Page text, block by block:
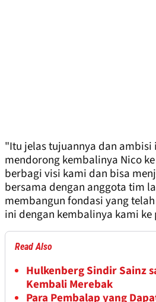
"Itu jelas tujuannya dan ambisi
mendorong kembalinya Nico
berbagi visi kami dan bisa
bersama dengan anggota tim
membangun fondasi yang
ini dengan kembalinya kami
Read Also
Hulkenberg Sindir Sainz
Kembali Merebak
Para Pembalap yang